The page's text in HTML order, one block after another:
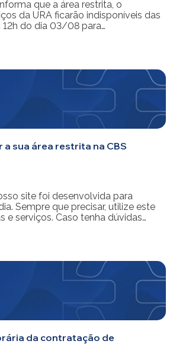
que a área restrita, o
da URA ficarão indisponíveis das
12h do dia 03/08 para
31/07. Reforçamos que as
de empréstimos […]
a sua área restrita na CBS
site foi desenvolvida para
Sempre que precisar, utilize este
e serviços. Caso tenha dúvidas
da contratação de